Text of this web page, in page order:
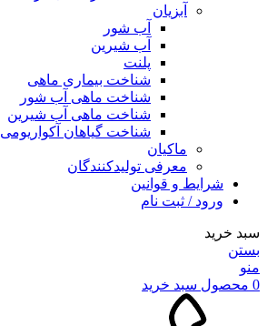
آبزیان
آب شور
آب شیرین
پلنت
شناخت بیماری ماهی
شناخت ماهی آب شور
شناخت ماهی آب شیرین
شناخت گیاهان آکواریومی
ماکیان
معرفی تولیدکنندگان
شرایط و قوانین
ورود / ثبت نام
سبد خرید
بستن
منو
0 محصول سبد خرید